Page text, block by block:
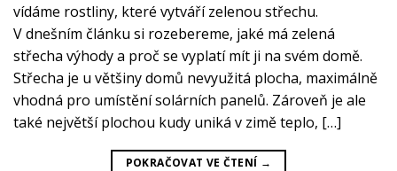
vídáme rostliny, které vytváří zelenou střechu.
V dnešním článku si rozebereme, jaké má zelená
střecha výhody a proč se vyplatí mít ji na svém domě.
Střecha je u většiny domů nevyužitá plocha, maximálně
vhodná pro umístění solárních panelů. Zároveň je ale
také největší plochou kudy uniká v zimě teplo, […]
POKRAČOVAT VE ČTENÍ →